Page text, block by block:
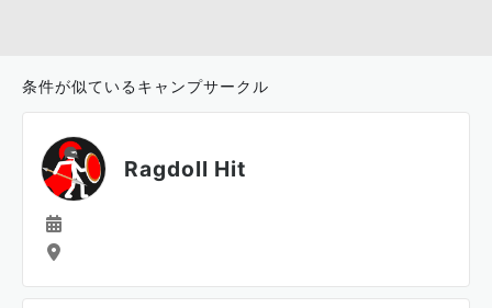
条件が似ているキャンプサークル
Ragdoll Hit